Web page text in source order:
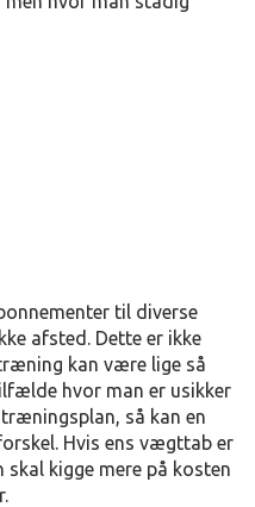
til diverse
afsted. Dette er ikke
kan være lige så
hvor man er usikker
så kan en
Hvis ens vægttab er
kigge mere på kosten